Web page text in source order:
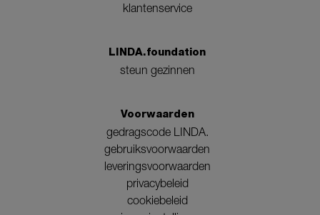
klantenservice
LINDA.foundation
steun gezinnen
Voorwaarden
gedragscode LINDA.
gebruiksvoorwaarden
leveringsvoorwaarden
privacybeleid
cookiebeleid